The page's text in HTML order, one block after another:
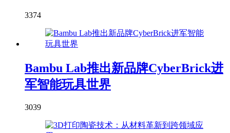
3374
Bambu Lab推出新品牌CyberBrick进
军智能玩具世界
3039